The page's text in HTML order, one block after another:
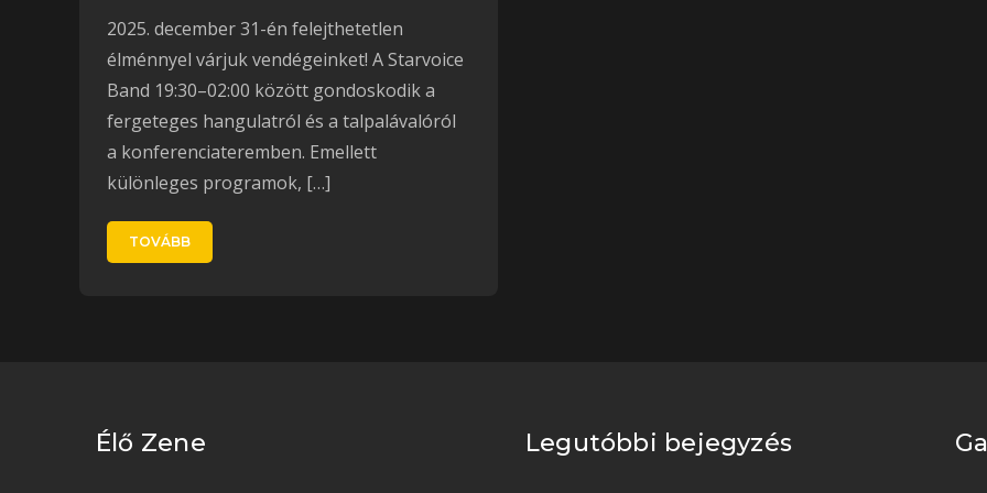
2025. december 31-én felejthetetlen
élménnyel várjuk vendégeinket! A Starvoice
Band 19:30–02:00 között gondoskodik a
fergeteges hangulatról és a talpalávalóról
a konferenciateremben. Emellett
különleges programok, […]
TOVÁBB
Élő Zene Legutóbbi bejegyzés